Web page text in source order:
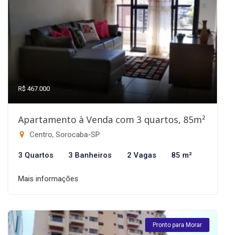
R$ 467.000
Apartamento à Venda com 3 quartos, 85m²
Centro, Sorocaba-SP
3 Quartos 3 Banheiros 2 Vagas 85 m²
Mais informações
Pronto para Morar